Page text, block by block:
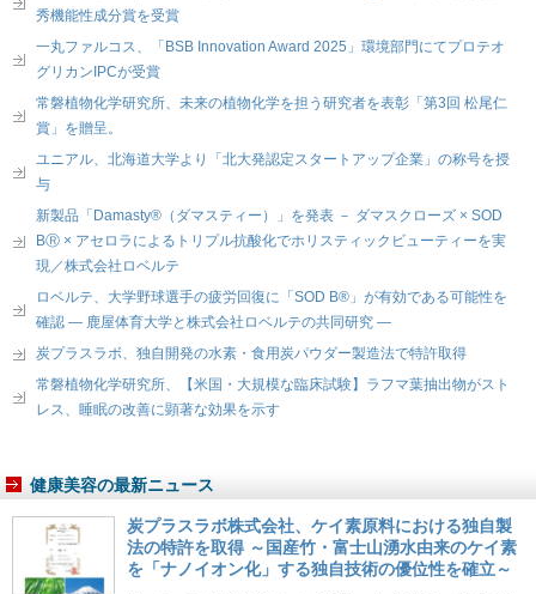
秀機能性成分賞を受賞
一丸ファルコス、「BSB Innovation Award 2025」環境部門にてプロテオ
グリカンIPCが受賞
常磐植物化学研究所、未来の植物化学を担う研究者を表彰「第3回 松尾仁
賞」を贈呈。
ユニアル、北海道大学より「北大発認定スタートアップ企業」の称号を授
与
新製品「Damasty®（ダマスティー）」を発表 － ダマスクローズ × SOD
BⓇ × アセロラによるトリプル抗酸化でホリスティックビューティーを実
現／株式会社ロベルテ
ロベルテ、大学野球選手の疲労回復に「SOD B®」が有効である可能性を
確認 ― 鹿屋体育大学と株式会社ロベルテの共同研究 ―
炭プラスラボ、独自開発の水素・食用炭パウダー製造法で特許取得
常磐植物化学研究所、【米国・大規模な臨床試験】ラフマ葉抽出物がスト
レス、睡眠の改善に顕著な効果を示す
健康美容の最新ニュース
炭プラスラボ株式会社、ケイ素原料における独自製
法の特許を取得 ～国産竹・富士山湧水由来のケイ素
を「ナノイオン化」する独自技術の優位性を確立～